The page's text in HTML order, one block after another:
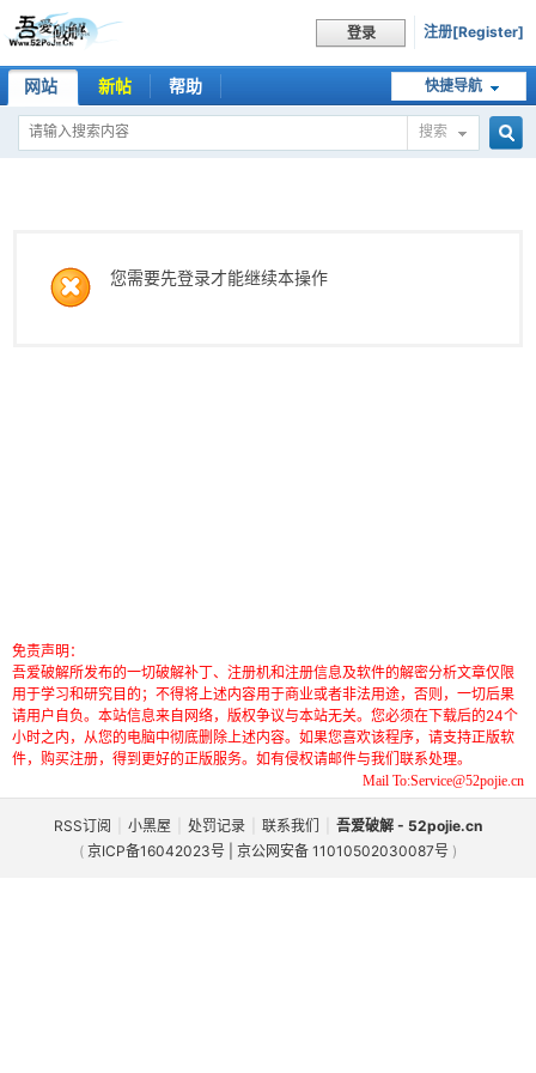
登录 注册[Register]
快捷导航
网站 新帖 帮助
搜索
您需要先登录才能继续本操作
免责声明：
吾爱破解所发布的一切破解补丁、注册机和注册信息及软件的解密分析文章仅限
用于学习和研究目的；不得将上述内容用于商业或者非法用途，否则，一切后果
请用户自负。本站信息来自网络，版权争议与本站无关。您必须在下载后的24个
小时之内，从您的电脑中彻底删除上述内容。如果您喜欢该程序，请支持正版软
件，购买注册，得到更好的正版服务。如有侵权请邮件与我们联系处理。
Mail To:Service@52pojie.cn
RSS订阅 小黑屋 处罚记录 联系我们
吾爱破解 - 52pojie.cn
( 京ICP备16042023号 | 京公网安备 11010502030087号 )